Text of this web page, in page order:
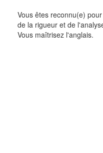
Vous êtes reconnu(e)
de la rigueur et de
Vous maîtrisez l'anglais.